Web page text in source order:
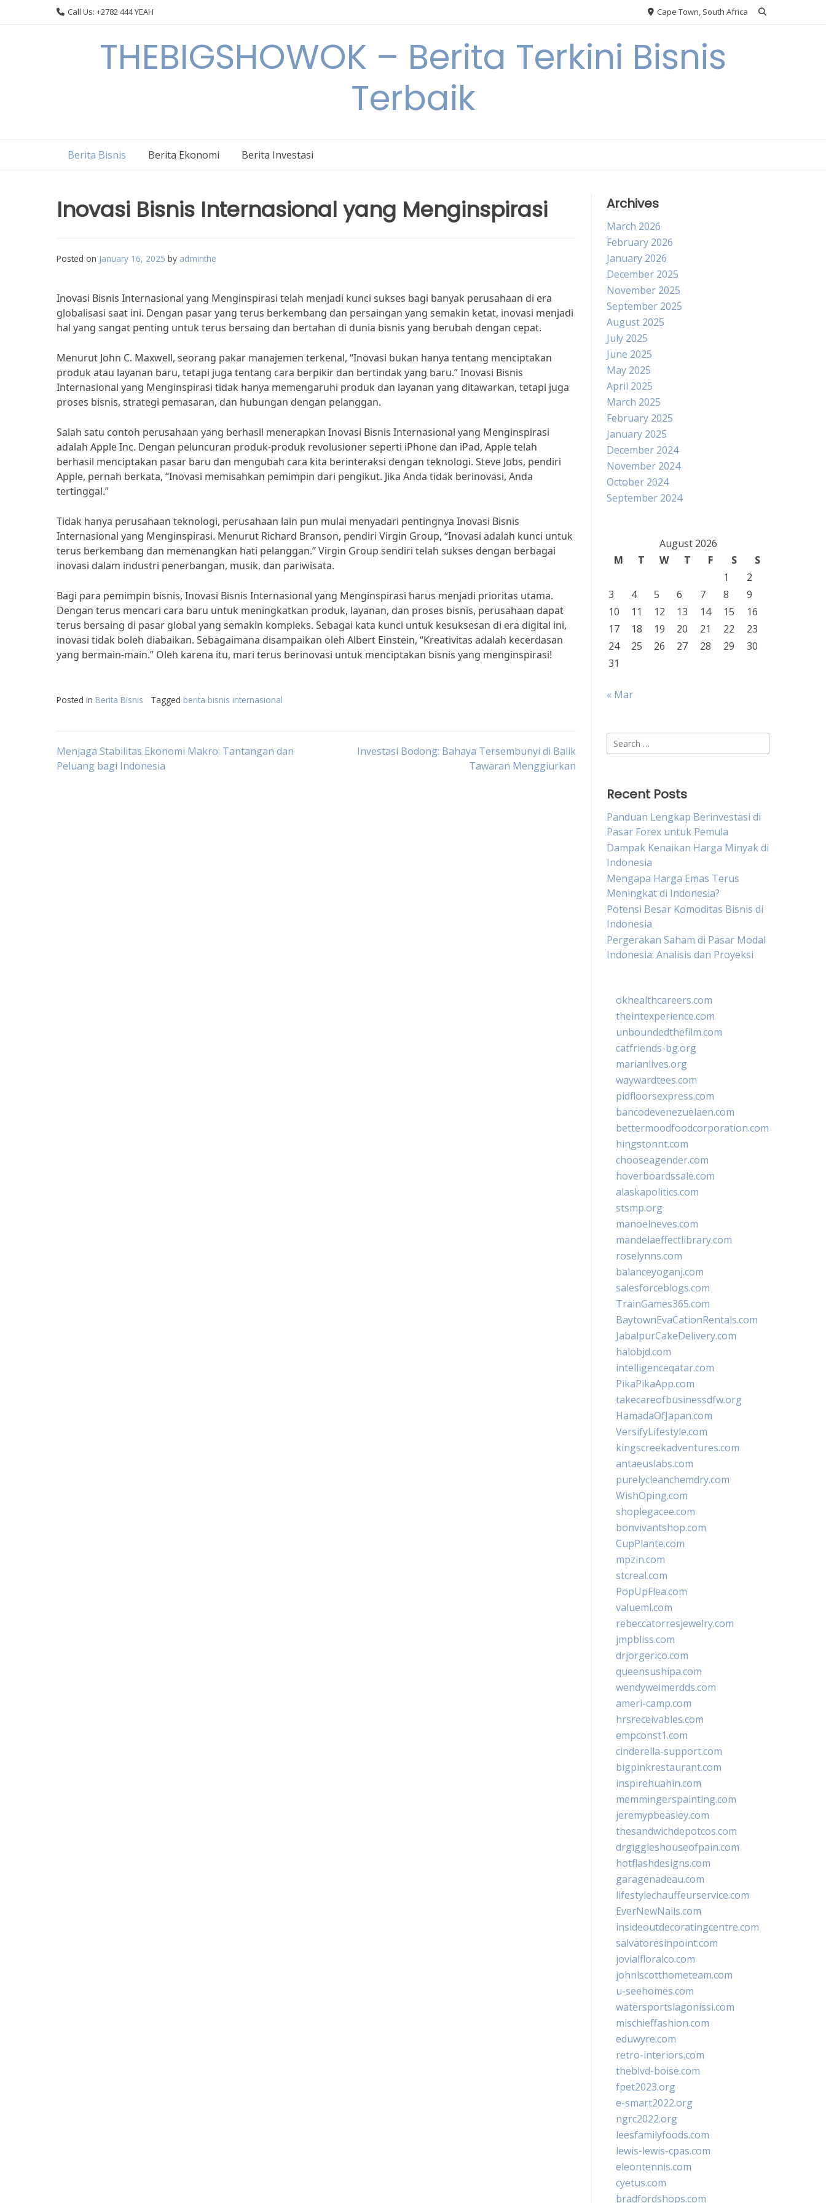
Call Us: +2782 444 YEAH Cape Town, South Africa
THEBIGSHOWOK – Berita Terkini Bisnis
Terbaik
Berita Bisnis Berita Ekonomi Berita Investasi
Inovasi Bisnis Internasional yang Menginspirasi
Posted on January 16, 2025 by adminthe
Inovasi Bisnis Internasional yang Menginspirasi telah menjadi kunci sukses bagi banyak perusahaan di era
globalisasi saat ini. Dengan pasar yang terus berkembang dan persaingan yang semakin ketat, inovasi menjadi
hal yang sangat penting untuk terus bersaing dan bertahan di dunia bisnis yang berubah dengan cepat.
Menurut John C. Maxwell, seorang pakar manajemen terkenal, “Inovasi bukan hanya tentang menciptakan
produk atau layanan baru, tetapi juga tentang cara berpikir dan bertindak yang baru.” Inovasi Bisnis
Internasional yang Menginspirasi tidak hanya memengaruhi produk dan layanan yang ditawarkan, tetapi juga
proses bisnis, strategi pemasaran, dan hubungan dengan pelanggan.
Salah satu contoh perusahaan yang berhasil menerapkan Inovasi Bisnis Internasional yang Menginspirasi
adalah Apple Inc. Dengan peluncuran produk-produk revolusioner seperti iPhone dan iPad, Apple telah
berhasil menciptakan pasar baru dan mengubah cara kita berinteraksi dengan teknologi. Steve Jobs, pendiri
Apple, pernah berkata, “Inovasi memisahkan pemimpin dari pengikut. Jika Anda tidak berinovasi, Anda
tertinggal.”
Tidak hanya perusahaan teknologi, perusahaan lain pun mulai menyadari pentingnya Inovasi Bisnis
Internasional yang Menginspirasi. Menurut Richard Branson, pendiri Virgin Group, “Inovasi adalah kunci untuk
terus berkembang dan memenangkan hati pelanggan.” Virgin Group sendiri telah sukses dengan berbagai
inovasi dalam industri penerbangan, musik, dan pariwisata.
Bagi para pemimpin bisnis, Inovasi Bisnis Internasional yang Menginspirasi harus menjadi prioritas utama.
Dengan terus mencari cara baru untuk meningkatkan produk, layanan, dan proses bisnis, perusahaan dapat
terus bersaing di pasar global yang semakin kompleks. Sebagai kata kunci untuk kesuksesan di era digital ini,
inovasi tidak boleh diabaikan. Sebagaimana disampaikan oleh Albert Einstein, “Kreativitas adalah kecerdasan
yang bermain-main.” Oleh karena itu, mari terus berinovasi untuk menciptakan bisnis yang menginspirasi!
Posted in Berita Bisnis Tagged berita bisnis internasional
Post
Menjaga Stabilitas Ekonomi Makro: Tantangan dan
Peluang bagi Indonesia
Investasi Bodong: Bahaya Tersembunyi di Balik
Tawaran Menggiurkan
Archives
March 2026
February 2026
January 2026
December 2025
November 2025
September 2025
August 2025
July 2025
June 2025
May 2025
April 2025
March 2025
February 2025
January 2025
December 2024
November 2024
October 2024
September 2024
August 2026
M
T W T F S
S
1
2
3
4 5 6 7 8
9
10
11 12 13 14 15
16
17
18 19 20 21 22
23
24
25 26 27 28 29
30
31
« Mar
Search
for:
Recent Posts
Panduan Lengkap Berinvestasi di
Pasar Forex untuk Pemula
Dampak Kenaikan Harga Minyak di
Indonesia
Mengapa Harga Emas Terus
Meningkat di Indonesia?
Potensi Besar Komoditas Bisnis di
Indonesia
Pergerakan Saham di Pasar Modal
Indonesia: Analisis dan Proyeksi
okhealthcareers.com
theintexperience.com
unboundedthefilm.com
catfriends-bg.org
marianlives.org
waywardtees.com
pidfloorsexpress.com
bancodevenezuelaen.com
bettermoodfoodcorporation.com
hingstonnt.com
chooseagender.com
hoverboardssale.com
alaskapolitics.com
stsmp.org
manoelneves.com
mandelaeffectlibrary.com
roselynns.com
balanceyoganj.com
salesforceblogs.com
TrainGames365.com
BaytownEvaCationRentals.com
JabalpurCakeDelivery.com
halobjd.com
intelligenceqatar.com
PikaPikaApp.com
takecareofbusinessdfw.org
HamadaOfJapan.com
VersifyLifestyle.com
kingscreekadventures.com
antaeuslabs.com
purelycleanchemdry.com
WishOping.com
shoplegacee.com
bonvivantshop.com
CupPlante.com
mpzin.com
stcreal.com
PopUpFlea.com
valueml.com
rebeccatorresjewelry.com
jmpbliss.com
drjorgerico.com
queensushipa.com
wendyweimerdds.com
ameri-camp.com
hrsreceivables.com
empconst1.com
cinderella-support.com
bigpinkrestaurant.com
inspirehuahin.com
memmingerspainting.com
jeremypbeasley.com
thesandwichdepotcos.com
drgiggleshouseofpain.com
hotflashdesigns.com
garagenadeau.com
lifestylechauffeurservice.com
EverNewNails.com
insideoutdecoratingcentre.com
salvatoresinpoint.com
jovialfloralco.com
johnlscotthometeam.com
u-seehomes.com
watersportslagonissi.com
mischieffashion.com
eduwyre.com
retro-interiors.com
theblvd-boise.com
fpet2023.org
e-smart2022.org
ngrc2022.org
leesfamilyfoods.com
lewis-lewis-cpas.com
eleontennis.com
cyetus.com
bradfordshops.com